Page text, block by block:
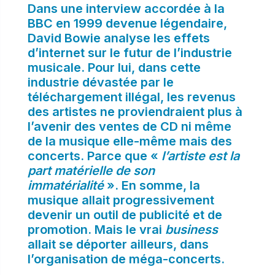
Dans une interview accordée à la
BBC en 1999 devenue légendaire,
David Bowie analyse les effets
d’internet sur le futur de l’industrie
musicale. Pour lui, dans cette
industrie dévastée par le
téléchargement illégal, les revenus
des artistes ne proviendraient plus à
l’avenir des ventes de CD ni même
de la musique elle-même mais des
concerts. Parce que « l’artiste est la
part matérielle de son
immatérialité». En somme, la
musique allait progressivement
devenir un outil de publicité et de
promotion. Mais le vrai business
allait se déporter ailleurs, dans
l’organisation de méga-concerts.